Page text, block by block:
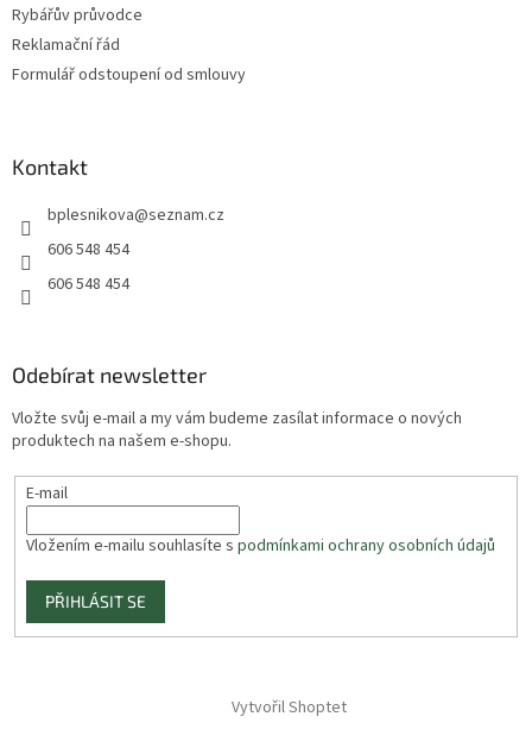
Rybářův průvodce
Reklamační řád
Formulář odstoupení od smlouvy
Kontakt
bplesnikova@seznam.cz
606 548 454
606 548 454
Odebírat newsletter
Vložte svůj e-mail a my vám budeme zasílat informace o nových
produktech na našem e-shopu.
E-mail
Vložením e-mailu souhlasíte s podmínkami ochrany osobních údajů
PŘIHLÁSIT SE
Vytvořil Shoptet